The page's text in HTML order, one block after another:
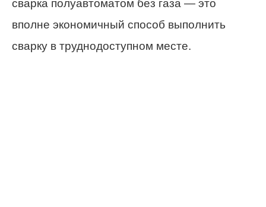
сварка полуавтоматом без газа — это
вполне экономичный способ выполнить
сварку в труднодоступном месте.